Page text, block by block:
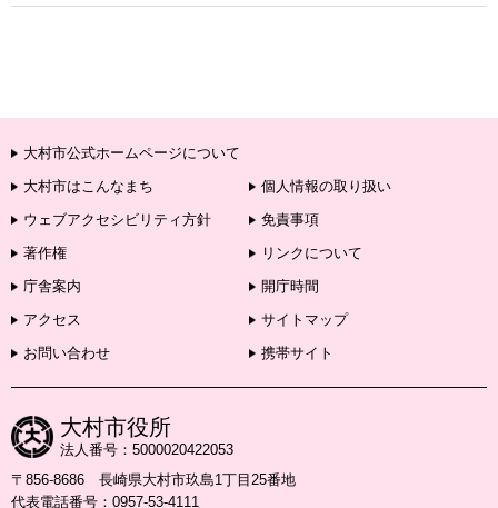
大村市公式ホームページについて
大村市はこんなまち
個人情報の取り扱い
ウェブアクセシビリティ方針
免責事項
著作権
リンクについて
庁舎案内
開庁時間
アクセス
サイトマップ
お問い合わせ
携帯サイト
大村市役所
法人番号：5000020422053
〒856-8686 長崎県大村市玖島1丁目25番地
代表電話番号：0957-53-4111